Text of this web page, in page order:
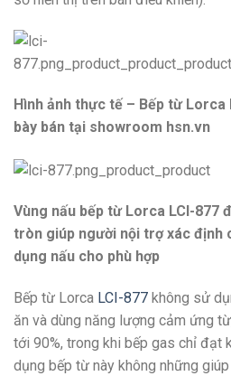
Hình ảnh thực tế – Bếp từ
bày bán tại showroom hsn.vn
Vùng nấu bếp từ Lorca LCI-877
tròn giúp người nội trợ xác định
dụng nấu cho phù hợp
Bếp từ Lorca LCI-877 không sử
ăn và dùng năng lượng cảm ứng
tới 90%, trong khi bếp gas chỉ đạt
dụng bếp từ này không những